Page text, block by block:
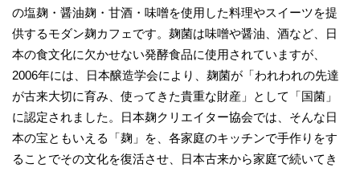
の塩麹・醤油麹・甘酒・味噌を使用した料理やスイーツを提
供するモダン麹カフェです。麹菌は味噌や醤油、酒など、日
本の食文化に欠かせない発酵食品に使用されていますが、
2006年には、日本醸造学会により、麹菌が「われわれの先達
が古来大切に育み、使ってきた貴重な財産」として「国菌」
に認定されました。日本麹クリエイター協会では、そんな日
本の宝ともいえる「麹」を、各家庭のキッチンで手作りをす
ることでその文化を復活させ、日本古来から家庭で続いてき